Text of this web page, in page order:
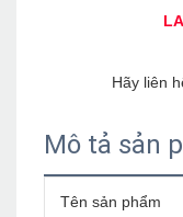
Mô tả sản
Tên sản phẩm